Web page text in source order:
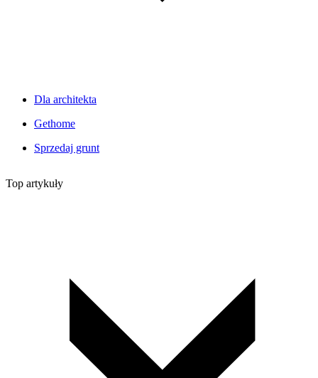
Dla architekta
Gethome
Sprzedaj grunt
Top artykuły